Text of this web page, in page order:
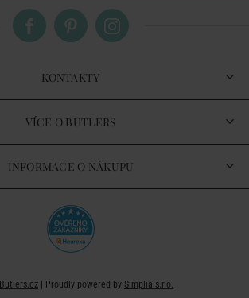
KONTAKTY
VÍCE O BUTLERS
INFORMACE O NÁKUPU
Butlers.cz | Proudly powered by Simplia s.r.o.